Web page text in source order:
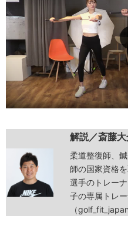
解説／斎藤
柔道整復師、
師の国家資格
選手のトレー
子の専属トレ
（